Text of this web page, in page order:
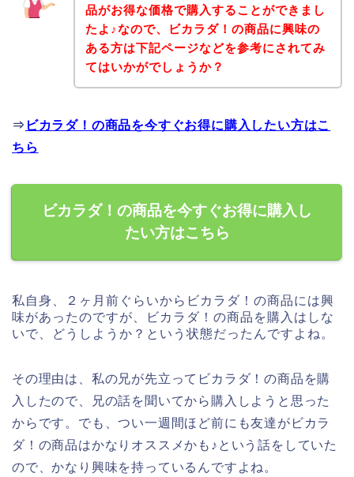
品がお得な価格で購入することができまし
たよ♪なので、ビカラダ！の商品に興味の
ある方は下記ページなどを参考にされてみ
てはいかがでしょうか？
⇒ ビカラダ！の商品を今すぐお得に購入したい方はこ
ちら
ビカラダ！の商品を今すぐお得に購入し
たい方はこちら
私自身、２ヶ月前ぐらいからビカラダ！の商品には興
味があったのですが、ビカラダ！の商品を購入はしな
いで、どうしようか？という状態だったんですよね。
その理由は、私の兄が先立ってビカラダ！の商品を購
入したので、兄の話を聞いてから購入しようと思った
からです。でも、つい一週間ほど前にも友達がビカラ
ダ！の商品はかなりオススメかも♪という話をしていた
ので、かなり興味を持っているんですよね。